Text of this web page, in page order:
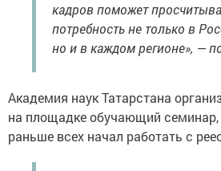
кадров поможет
потребность не только в
но и в каждом регионе», —
Академия наук Татарстана
на площадке обучающий семинар,
раньше всех начал работать с